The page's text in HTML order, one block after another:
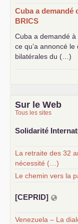
Cuba a demandé
BRICS
Cuba a demandé
ce qu’a annoncé
bilatérales du (…)
Sur le Web
Tous les sites
Solidarité
La retraite des 32
nécessité (…)
Le chemin vers la
[CEPRID]
Venezuela – La